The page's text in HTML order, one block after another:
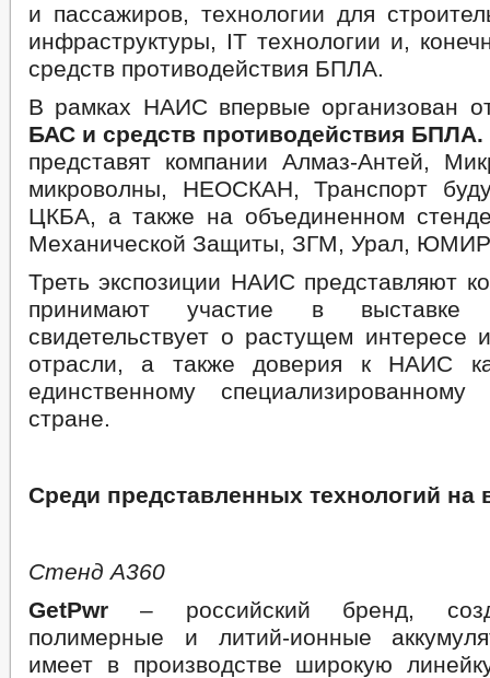
и пассажиров, технологии для
инфраструктуры, IT технологии и,
средств противодействия БПЛА.
В рамках НАИС впервые организован
БАС и средств противодействия БПЛА.
представят компании Алмаз-Антей,
микроволны, НЕОСКАН, Транспорт
ЦКБА, а также на объединенном
Механической Защиты, ЗГМ, Урал,
Треть экспозиции НАИС представляют
принимают участие в выставке
свидетельствует о растущем интересе
отрасли, а также доверия к НАИС
единственному
стране.
Среди представленных технологий на
Стенд А360
GetPwr – российский бренд,
полимерные и литий-ионные
имеет в производстве широкую